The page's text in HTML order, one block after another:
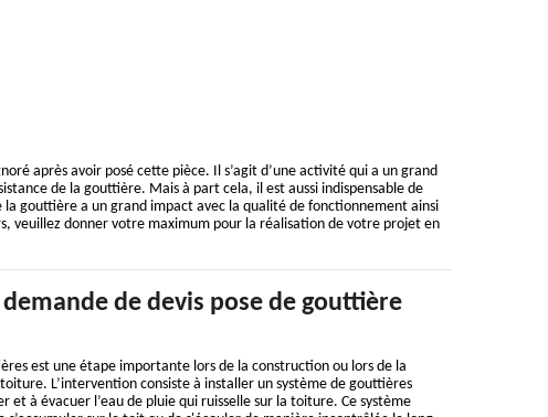
après avoir posé cette pièce. Il s’agit d’une activité qui a un grand
de la gouttière. Mais à part cela, il est aussi indispensable de
gouttière a un grand impact avec la qualité de fonctionnement ainsi
veuillez donner votre maximum pour la réalisation de votre projet en
demande de devis pose de gouttière
est une étape importante lors de la construction ou lors de la
L’intervention consiste à installer un système de gouttières
et à évacuer l’eau de pluie qui ruisselle sur la toiture. Ce système